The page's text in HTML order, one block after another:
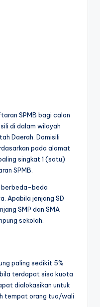
SPMB bagi calon
di dalam wilayah
Daerah. Domisili
pada alamat
singkat 1 (satu)
SPMB.
berbeda-beda
Apabila jenjang SD
SMP dan SMA
sekolah.
paling sedikit 5%
terdapat sisa kuota
dialokasikan untuk
tempat orang tua/wali